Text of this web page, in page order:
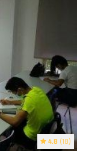
4.8 (18)